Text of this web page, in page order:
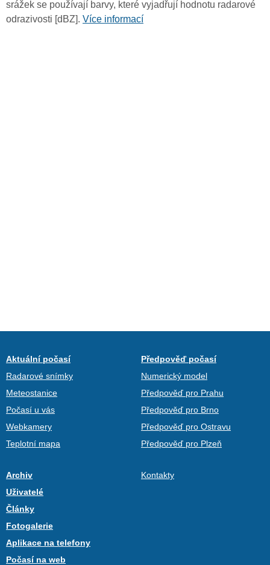
srážek se používají barvy, které vyjadřují hodnotu radarové
odrazivosti [dBZ]. Více informací
Aktuální počasí
Radarové snímky
Meteostanice
Počasí u vás
Webkamery
Teplotní mapa
Předpověď počasí
Numerický model
Předpověď pro Prahu
Předpověď pro Brno
Předpověď pro Ostravu
Předpověď pro Plzeň
Archiv
Uživatelé
Články
Fotogalerie
Aplikace na telefony
Počasí na web
Kontakty